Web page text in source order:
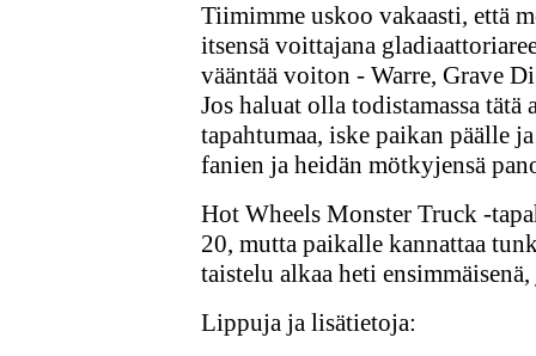
Tiimimme uskoo vakaasti, että
itsensä voittajana
vääntää voiton - Warre, Grave
Jos haluat olla todistamassa
tapahtumaa, iske paikan päälle
fanien ja heidän mötkyjensä
Hot Wheels Monster Truck -
20, mutta paikalle kannattaa
taistelu alkaa heti
Lippuja ja lisätietoja: